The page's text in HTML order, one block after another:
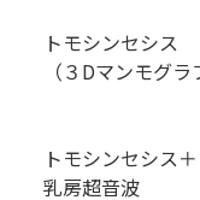
トモシンセシス
（３Dマンモグラ
トモシンセシス＋
乳房超音波